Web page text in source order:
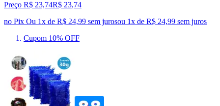
Preço R$ 23,74R$ 23,74
no Pix Ou 1x de R$ 24,99 sem jurosou 1x de R$ 24,99 sem juros
Cupom 10% OFF